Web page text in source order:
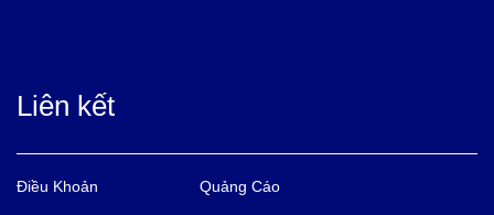
Liên kết
Điều Khoản Quảng Cáo